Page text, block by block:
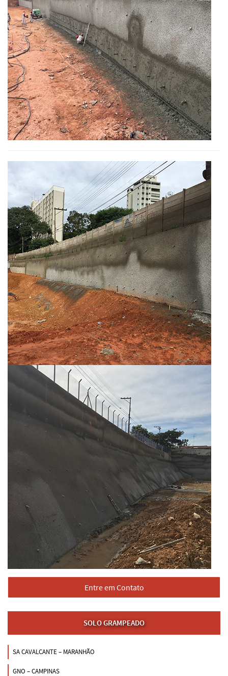
Entre em Contato
SOLO GRAMPEADO
SA CAVALCANTE – MARANHÃO
GNO – CAMPINAS